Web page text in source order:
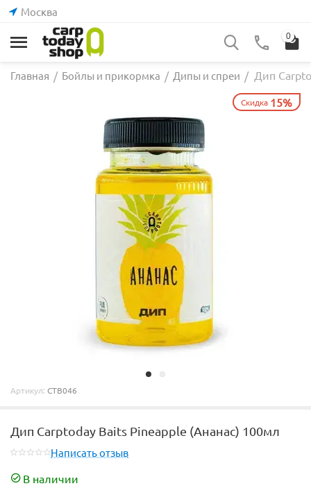
Москва
0
Главная / Бойлы и прикормка / Дипы и спреи / Дип
Скидка 15%
Артикул: CTB046
Дип Carptoday Baits Pineapple (Ананас) 100мл
Написать отзыв
В наличии